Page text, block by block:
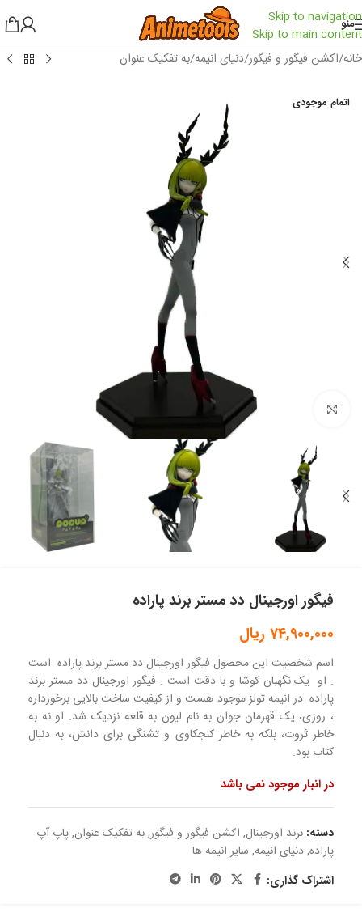
Skip to navigation
Skip to main content
منو
خانه/اکشن فیگور و فیگور/دنیای انیمه/به تفکیک عنوان
اتمام موجودی
بزرگنمایی تصویر
فیگور اورجینال دد مستر برند پاراده
74,900,000 ریال
اسم شخصیت این محصول فیگور اورجینال دد مستر برند پاراده است
. او یک نگهبان کوشا و با دقت است . فیگور اورجینال دد مستر برند
پاراده در انیمه تولز موجود هست و از کیفیت ساخت بالایی برخورداره
، روزی، یک قهرمان جوان به نام لیون به قلعه نزدیک شد. او نه به
خاطر ثروت، بلکه به خاطر کنجکاوی و تشنگی برای دانش، به دنبال
کتاب بود.
در انبار موجود نمی باشد
دسته: برند اورجینال, اکشن فیگور و فیگور,به تفکیک عنوان,پاپ آپ
پاراده,دنیای انیمه, سایر انیمه ها
اشتراک گذاری: